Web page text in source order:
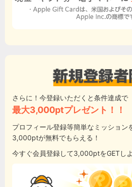
さらに！今登録いただくと条件達成で
最大3,000ptプレゼント！！
プロフィール登録等簡単なミッション
3,000ptが無料でもらえる！
今すぐ会員登録して3,000ptをGETし